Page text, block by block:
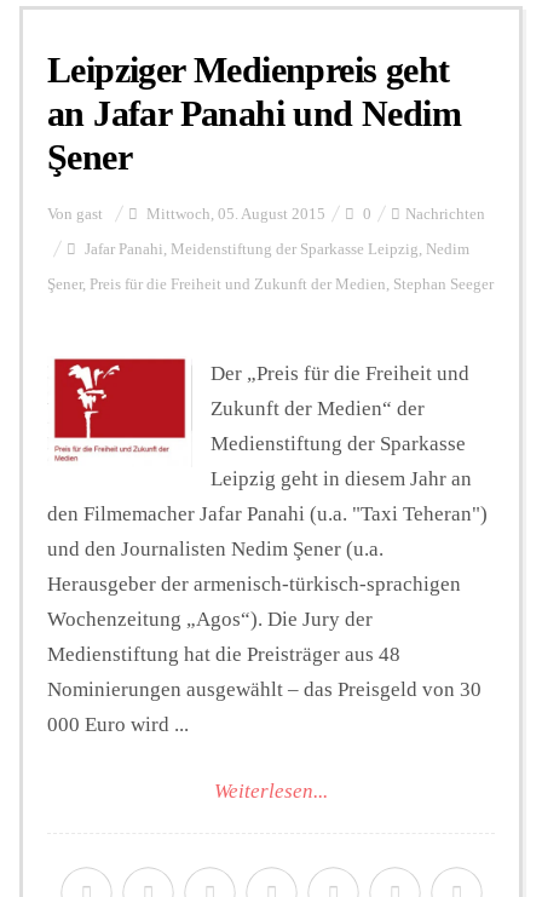
Personalien
FUNKTURM-Beiträge
Seminare
Unterstützen
Leipziger Medienpreis geht
an Jafar Panahi und Nedim
Şener
Von gast Mittwoch, 05. August 2015 0 Nachrichten
Jafar Panahi, Meidenstiftung der Sparkasse Leipzig, Nedim
Şener, Preis für die Freiheit und Zukunft der Medien, Stephan Seeger
Der „Preis für die Freiheit und
Zukunft der Medien“ der
Medienstiftung der Sparkasse
Leipzig geht in diesem Jahr an
den Filmemacher Jafar Panahi (u.a. "Taxi Teheran")
und den Journalisten Nedim Şener (u.a.
Herausgeber der armenisch-türkisch-sprachigen
Wochenzeitung „Agos“). Die Jury der
Medienstiftung hat die Preisträger aus 48
Nominierungen ausgewählt – das Preisgeld von 30
000 Euro wird ...
Weiterlesen...